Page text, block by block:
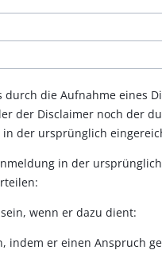
die Aufnahme eines
der Disclaimer noch der
der ursprünglich
in der
wenn er dazu dient:
indem er einen Anspruch